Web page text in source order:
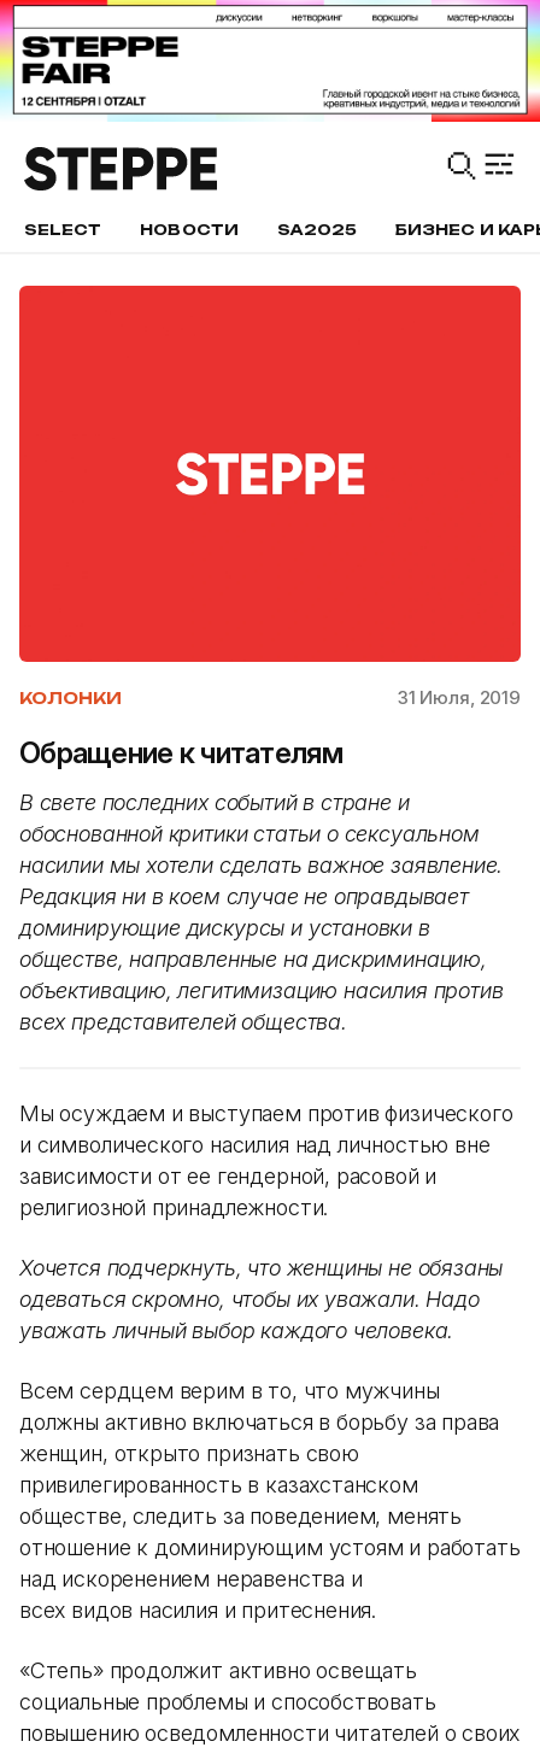
SELECT НОВОСТИ SA2025 БИЗНЕС И
КОЛОНКИ 31 Июля, 2019
Обращение к читателям
В свете последних событий в стране и
обоснованной критики статьи о сексуальном
насилии мы хотели сделать важное заявление.
Редакция ни в коем случае не оправдывает
доминирующие дискурсы и установки в
обществе, направленные на дискриминацию,
объективацию, легитимизацию насилия против
всех представителей общества.
Мы осуждаем и выступаем против физического
и символического насилия над личностью вне
зависимости от ее гендерной, расовой и
религиозной принадлежности.
Хочется подчеркнуть, что женщины не обязаны
одеваться скромно, чтобы их уважали. Надо
уважать личный выбор каждого человека.
Всем сердцем верим в то, что мужчины
должны активно включаться в борьбу за права
женщин, открыто признать свою
привилегированность в казахстанском
обществе, следить за поведением, менять
отношение к доминирующим устоям и работать
над искоренением неравенства и
всех видов насилия и притеснения.
«Степь» продолжит активно освещать
социальные проблемы и способствовать
повышению осведомленности читателей о своих